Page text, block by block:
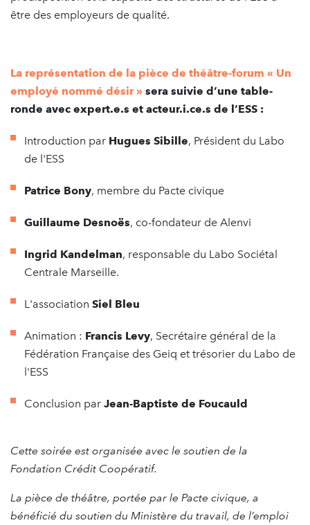
être des employeurs de qualité.
La représentation de la pièce de théâtre-forum « Un
employé nommé désir » sera suivie d’une table-
ronde avec expert.e.s et acteur.i.ce.s de l’ESS :
Introduction par Hugues Sibille, Président du Labo
de l'ESS
Patrice Bony, membre du Pacte civique
Guillaume Desnoës, co-fondateur de Alenvi
Ingrid Kandelman, responsable du Labo Sociétal
Centrale Marseille.
L'association Siel Bleu
Animation : Francis Levy, Secrétaire général de la
Fédération Française des Geiq et trésorier du Labo de
l'ESS
Conclusion par Jean-Baptiste de Foucauld
Cette soirée est organisée avec le soutien de la
Fondation Crédit Coopératif.
La pièce de théâtre, portée par le Pacte civique, a
bénéficié du soutien du Ministère du travail, de l’emploi